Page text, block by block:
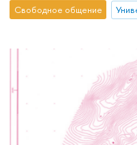
Свободное общение